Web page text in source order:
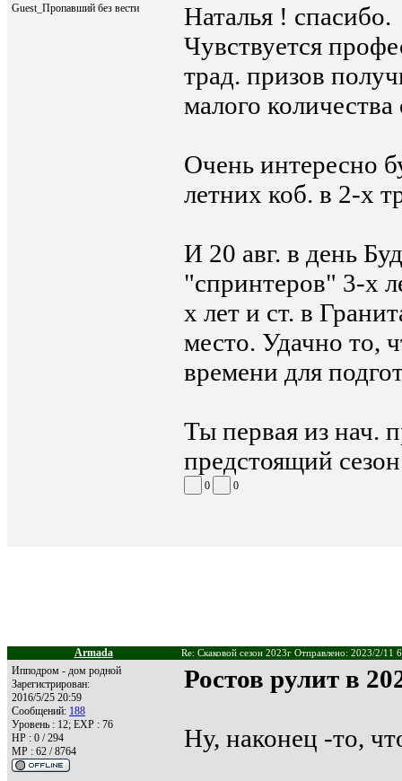
Guest_Пропавший без вести
Наталья ! спасибо.
Чувствуется
трад. призов
малого
Очень интересно
летних коб. в 2-х
И 20 авг. в день
"спринтеров" 3-х
х лет и ст. в
место. Удачно то,
времени для
Ты первая из нач.
предстоящий
0 0
Armada Re: Скаковой сезон 2023г Отправлено: 2023/2/11
Ипподром - дом родной
Зарегистрирован:
2016/5/25 20:59
Сообщений: 188
Уровень : 12; EXP : 76
HP : 0 / 294
MP : 62 / 8764
Ростов рулит в
Ну, наконец -то,